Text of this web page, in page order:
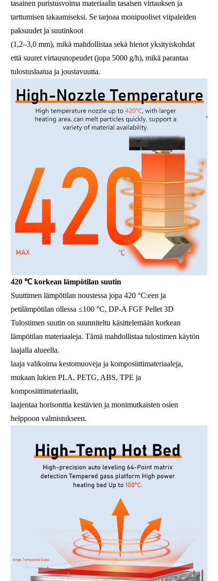
tasainen puristusvoima materiaalin tasaisen virtauksen ja
tarttumisen takaamiseksi. Se tarjoaa monipuoliset viipaleiden
paksuudet ja suutinkoot
(1,2–3,0 mm), mikä mahdollistaa sekä hienot yksityiskohdat
että suuret virtausnopeudet (jopa 5000 g/h), mikä parantaa
tulostuslaatua ja joustavuutta.
420 ℃ korkean lämpötilan suutin
Suuttimen lämpötilan noustessa jopa 420 °C:een ja
petilämpötilan ollessa ≤100 °C, DP-A FGF Pellet 3D
Tulostimen suutin on suunniteltu käsittelemään korkean
lämpötilan materiaaleja. Tämä mahdollistaa tulostimen käytön
laajalla alueella.
laaja valikoima kestomuoveja ja komposiittimateriaaleja,
mukaan lukien PLA, PETG, ABS, TPE ja
komposiittimateriaalit,
laajentaa horisonttia kestävien ja monimutkaisten osien
helppoon valmistukseen.